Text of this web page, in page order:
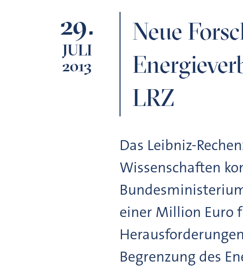
29.
JULI
2013
Neue
LRZ
Das Leibniz-
Wissenschaften
einer Million Euro
Begrenzung des